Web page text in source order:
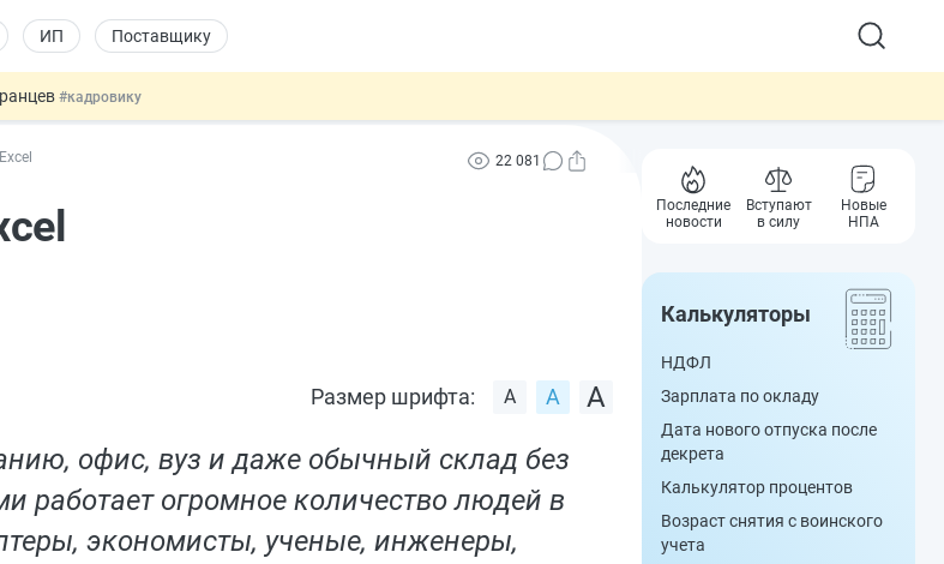
ИП Поставщику
#кадровику
обучения ИИ
22 081
Размер шрифта:
офис, вуз и даже обычный склад без
работает огромное количество людей в
экономисты, ученые, инженеры,
Последние
новости
Вступают
в силу
Новые
НПА
Калькуляторы
НДФЛ
Зарплата по окладу
Дата нового отпуска после
декрета
Калькулятор процентов
Возраст снятия с воинского
учета